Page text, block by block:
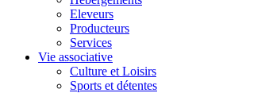
Eleveurs
Producteurs
Services
Vie associative
Culture et Loisirs
Sports et détentes